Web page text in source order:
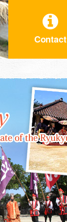
Contact